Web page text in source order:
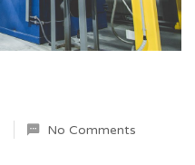
No Comments